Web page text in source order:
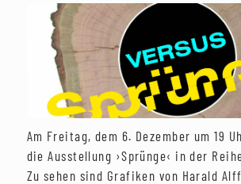
Am Freitag, dem 6. Dezember um 19
die Ausstellung ›Sprünge‹ in der Reihe
Zu sehen sind Grafiken von Harald